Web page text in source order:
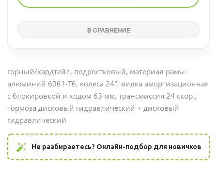
горный/хардтейл, подростковый, материал рамы:
алюминий 6061-Т6, колеса 24", вилка амортизационная
с блокировкой и ходом 63 мм, трансмиссия 24 скор.,
тормоза дисковый гидравлический + дисковый
гидравлический
auto_fix_high Не разбираетесь? Онлайн-подбор для новичков